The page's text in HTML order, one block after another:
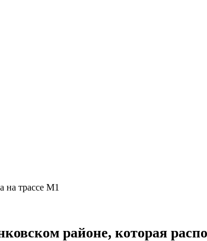
на трассе М1
районе, которая